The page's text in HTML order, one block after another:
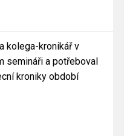
kolega-kronikář v
semináři a potřeboval
kroniky období